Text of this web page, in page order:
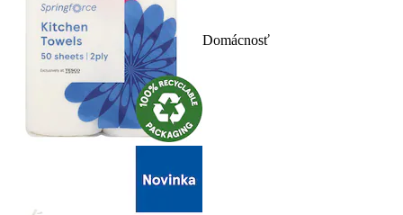
Domácnosť